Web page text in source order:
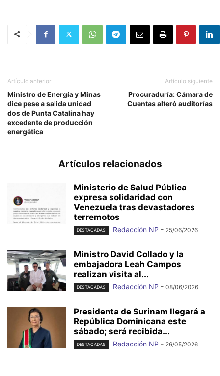
Artículo anterior
Ministro de Energía y Minas
dice pese a salida unidad
dos de Punta Catalina hay
excedente de producción
energética
Artículo siguiente
Procuraduría: Cámara de
Cuentas alteró auditorías
Artículos relacionados
Ministerio de Salud Pública
expresa solidaridad con
Venezuela tras devastadores
terremotos
DESTACADAS Redacción NP - 25/06/2026
Ministro David Collado y la
embajadora Leah Campos
realizan visita al...
DESTACADAS Redacción NP - 08/06/2026
Presidenta de Surinam llegará a
República Dominicana este
sábado; será recibida...
DESTACADAS Redacción NP - 26/05/2026